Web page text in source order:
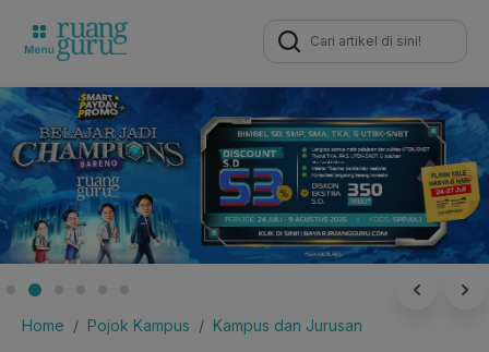
Search
for:
Home Pojok Kampus Kampus dan Jurusan